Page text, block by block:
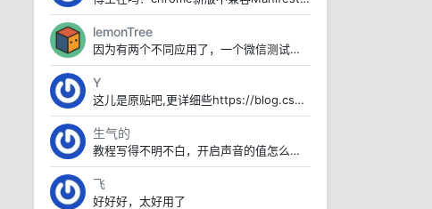
lemonTree
因为有两个不同应用了，一个微信测试版，一个是微信正式版本
Y
这儿是原贴吧,更详细些https://blog.csdn.net/u012153104/art...
生气的
教程写得不明不白，开启声音的值怎么取完全不说
飞
好好好，太好用了